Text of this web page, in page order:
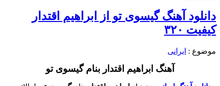
دانلود آهنگ گیسوی تو از ابراهیم اقتدار
کیفیت ۳۲۰
موضوع : ایرانی
آهنگ ابراهیم اقتدار بنام گیسوی تو